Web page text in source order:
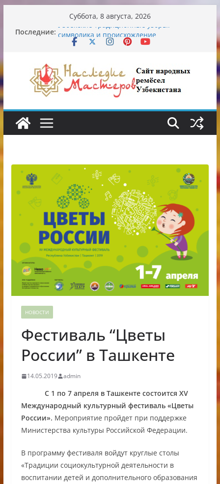
содержимому
Суббота, 8 августа, 2026
Последние: Узбекские традиционные узоры:
символика и происхождение
Опасная диета Алины Загитовой
От знахарей до университетских клиник
Обрушение на одном из ключевых
перекрёстков Ташкента: перекрыт
путепровод на Буюк Ипак Йули
НОВОСТИ
Фестиваль “Цветы
России” в Ташкенте
14.05.2019 admin
С 1 по 7 апреля в Ташкенте состоится XV
Международный культурный фестиваль «Цветы
России». Мероприятие пройдет при поддержке
Министерства культуры Российской Федерации.
В программу фестиваля войдут круглые столы
«Традиции социокультурной деятельности в
воспитании детей и дополнительного образования